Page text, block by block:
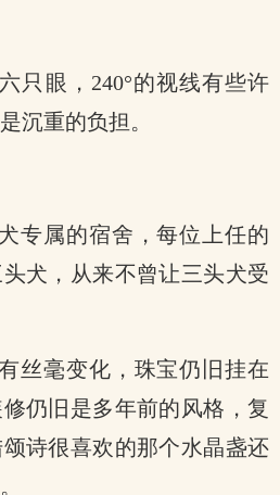
只眼，240°的视线有些许
沉重的负担。
专属的宿舍，每位上任的
犬，从来不曾让三头犬受
丝毫变化，珠宝仍旧挂在
仍旧是多年前的风格，复
诗很喜欢的那个水晶盏还